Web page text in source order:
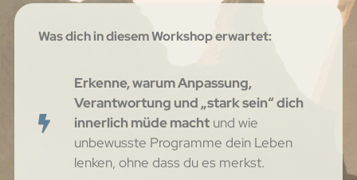
Was dich in diesem Workshop erwartet:
Erkenne, warum Anpassung,
Verantwortung und „stark sein“ dich
innerlich müde machtund wie
unbewusste Programme dein Leben
lenken, ohne dass du es merkst.